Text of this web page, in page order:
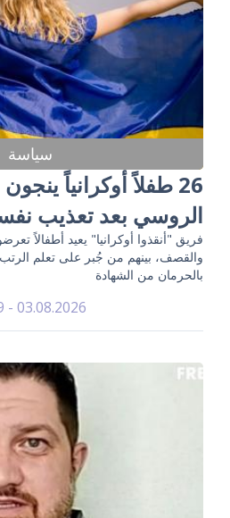
سياسة
26 طفلاً أوكرانياً
الروسي بعد تعذيب
فريق "أنقذوا أوكرانيا" يعيد أطفالاً
والقصف، بينهم من جُبر على تعلم
بالحرمان من الشهادة
03.08.2026 - 18:49